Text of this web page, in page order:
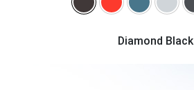
Diamond Black